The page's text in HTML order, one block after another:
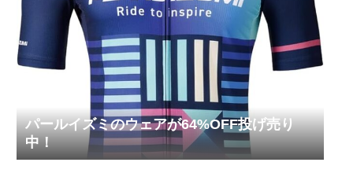
パールイズミのウェアが64%OFF投げ売り
中！